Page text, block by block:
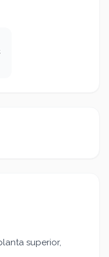
superior,